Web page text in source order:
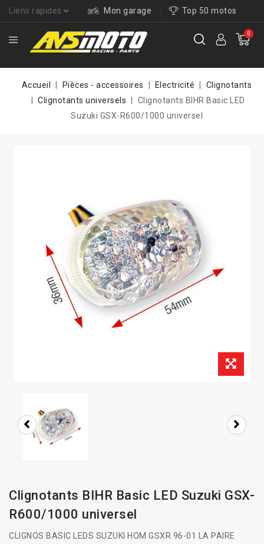
Liens rapides Mon garage Top 50 motos
0
Accueil Pièces - accessoires Electricité
Clignotants
Clignotants universels
Clignotants BIHR Basic LED
Suzuki GSX-R600/1000 universel
Clignotants BIHR Basic LED Suzuki GSX-
R600/1000 universel
CLIGNOS BASIC LEDS SUZUKI HOM GSXR 96-01 LA PAIRE